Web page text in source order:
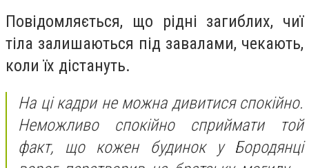
Повідомляється, що рідні загиблих, чиї
тіла залишаються під завалами, чекають,
коли їх дістануть.
На ці кадри не можна дивитися спокійно.
Неможливо спокійно сприймати той
факт, що кожен будинок у Бородянці